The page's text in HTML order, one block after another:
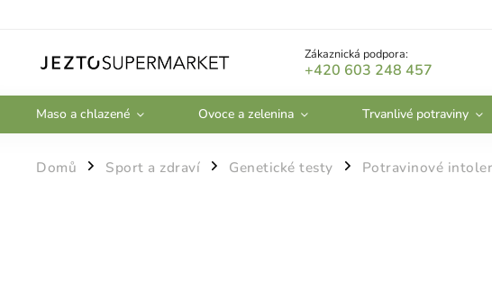
Zákaznická podpora:
+420 603 248 457
Maso a chlazené Ovoce a zelenina Trvanlivé potraviny
Domů / Sport a zdraví / Genetické testy / Potravinové